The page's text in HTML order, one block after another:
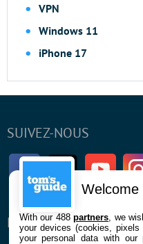
VPN
Windows 11
iPhone 17
SUIVEZ-NOUS
FacebookTwitter
ENTREPRISE
Welcome
With our 488partners , we
your devices (cookies,
your personal data with our